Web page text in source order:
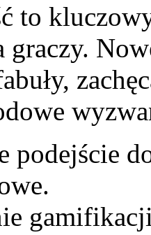
to
graczy.
podejście